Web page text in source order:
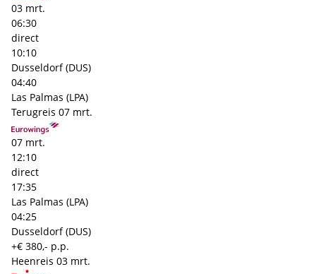
03 mrt.
06:30
direct
10:10
Dusseldorf (DUS)
04:40
Las Palmas (LPA)
Terugreis 07 mrt.
07 mrt.
12:10
direct
17:35
Las Palmas (LPA)
04:25
Dusseldorf (DUS)
+€ 380,- p.p.
Heenreis 03 mrt.